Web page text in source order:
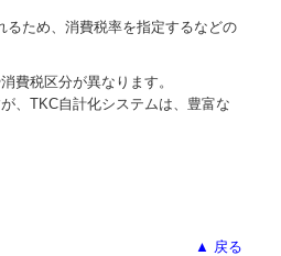
ため、消費税率を指定するなどの
費税区分が異なります。
、TKC自計化システムは、豊富な
▲ 戻る